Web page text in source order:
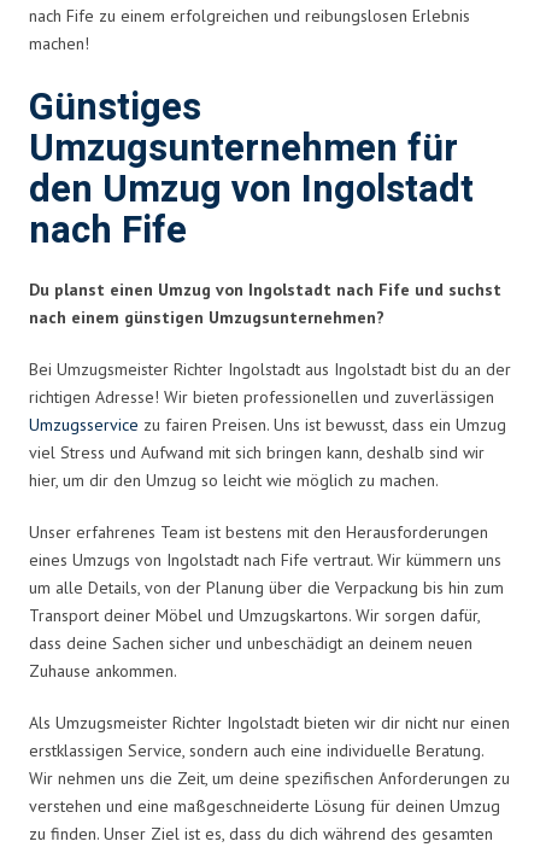
nach Fife zu einem erfolgreichen und reibungslosen Erlebnis
machen!
Günstiges
Umzugsunternehmen für
den Umzug von Ingolstadt
nach Fife
Du planst einen Umzug von Ingolstadt nach Fife und suchst
nach einem günstigen Umzugsunternehmen?
Bei Umzugsmeister Richter Ingolstadt aus Ingolstadt bist du an der
richtigen Adresse! Wir bieten professionellen und zuverlässigen
Umzugsservice zu fairen Preisen. Uns ist bewusst, dass ein Umzug
viel Stress und Aufwand mit sich bringen kann, deshalb sind wir
hier, um dir den Umzug so leicht wie möglich zu machen.
Unser erfahrenes Team ist bestens mit den Herausforderungen
eines Umzugs von Ingolstadt nach Fife vertraut. Wir kümmern uns
um alle Details, von der Planung über die Verpackung bis hin zum
Transport deiner Möbel und Umzugskartons. Wir sorgen dafür,
dass deine Sachen sicher und unbeschädigt an deinem neuen
Zuhause ankommen.
Als Umzugsmeister Richter Ingolstadt bieten wir dir nicht nur einen
erstklassigen Service, sondern auch eine individuelle Beratung.
Wir nehmen uns die Zeit, um deine spezifischen Anforderungen zu
verstehen und eine maßgeschneiderte Lösung für deinen Umzug
zu finden. Unser Ziel ist es, dass du dich während des gesamten